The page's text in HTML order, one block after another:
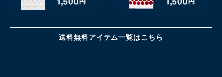
送料無料アイテム一覧はこちら